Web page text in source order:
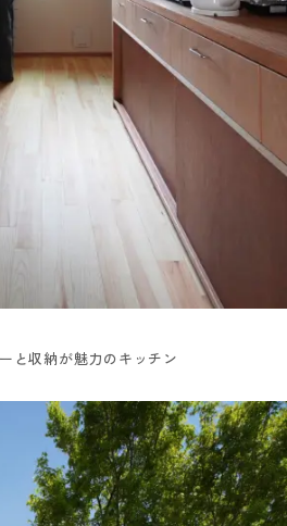
と収納が魅力のキッチン